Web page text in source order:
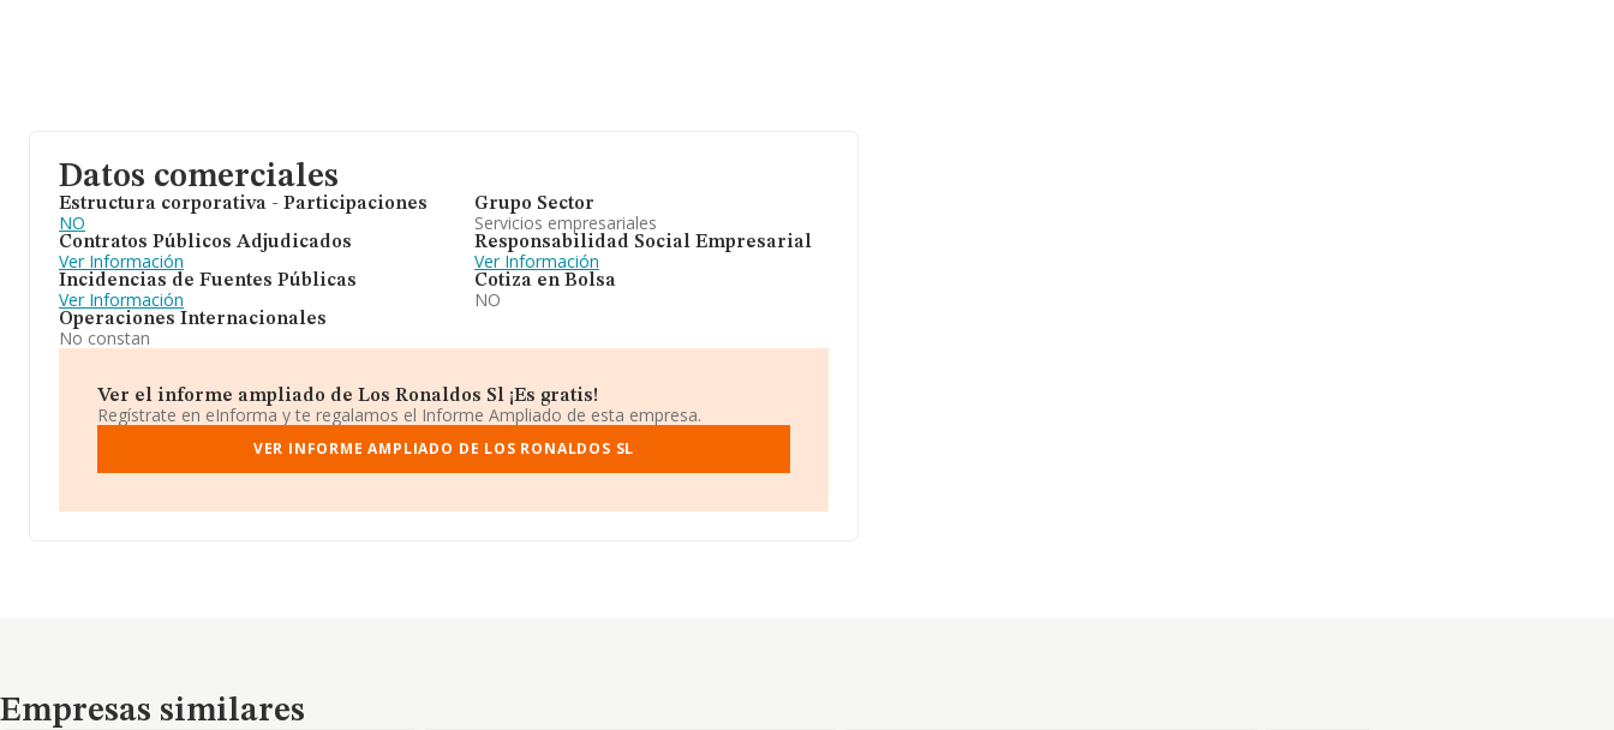
Datos comerciales
Estructura corporativa - Participaciones
NO
Contratos Públicos Adjudicados
Ver Información
Incidencias de Fuentes Públicas
Ver Información
Operaciones Internacionales
No constan
Grupo Sector
Servicios empresariales
Responsabilidad Social Empresarial
Ver Información
Cotiza en Bolsa
NO
Ver el informe ampliado de Los Ronaldos Sl ¡Es gratis!
Regístrate en eInforma y te regalamos el Informe Ampliado de esta empresa.
VER INFORME AMPLIADO DE LOS RONALDOS SL
Empresas similares
Empresas similares